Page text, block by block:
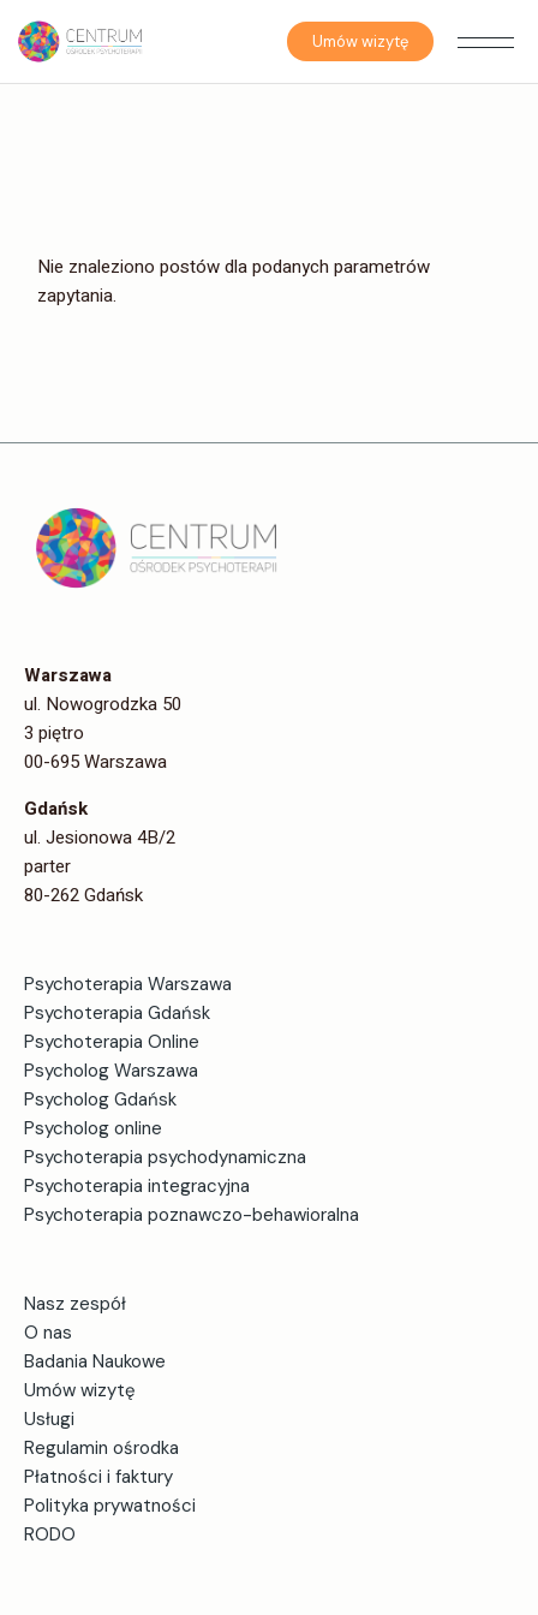
the
content
Umów wizytę
Nie znaleziono postów dla podanych parametrów
zapytania.
Warszawa
ul. Nowogrodzka 50
3 piętro
00-695 Warszawa
Gdańsk
ul. Jesionowa 4B/2
parter
80-262 Gdańsk
Psychoterapia Warszawa
Psychoterapia Gdańsk
Psychoterapia Online
Psycholog Warszawa
Psycholog Gdańsk
Psycholog online
Psychoterapia psychodynamiczna
Psychoterapia integracyjna
Psychoterapia poznawczo-behawioralna
Nasz zespół
O nas
Badania Naukowe
Umów wizytę
Usługi
Regulamin ośrodka
Płatności i faktury
Polityka prywatności
RODO